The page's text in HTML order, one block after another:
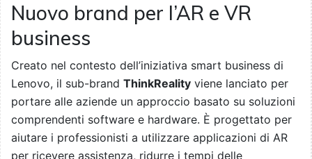
Nuovo brand per l’AR e VR
business
Creato nel contesto dell’iniziativa smart business di
Lenovo, il sub-brand ThinkReality viene lanciato per
portare alle aziende un approccio basato su soluzioni
comprendenti software e hardware. È progettato per
aiutare i professionisti a utilizzare applicazioni di AR
per ricevere assistenza, ridurre i tempi delle